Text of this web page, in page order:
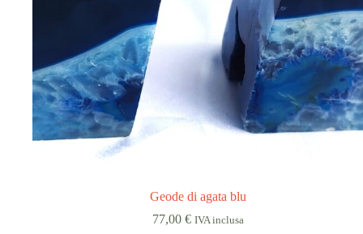
Geode di agata blu
77,00 € IVA inclusa